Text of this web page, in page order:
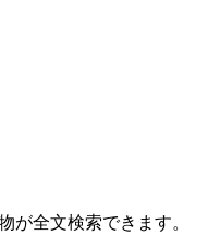
が全文検索できます。